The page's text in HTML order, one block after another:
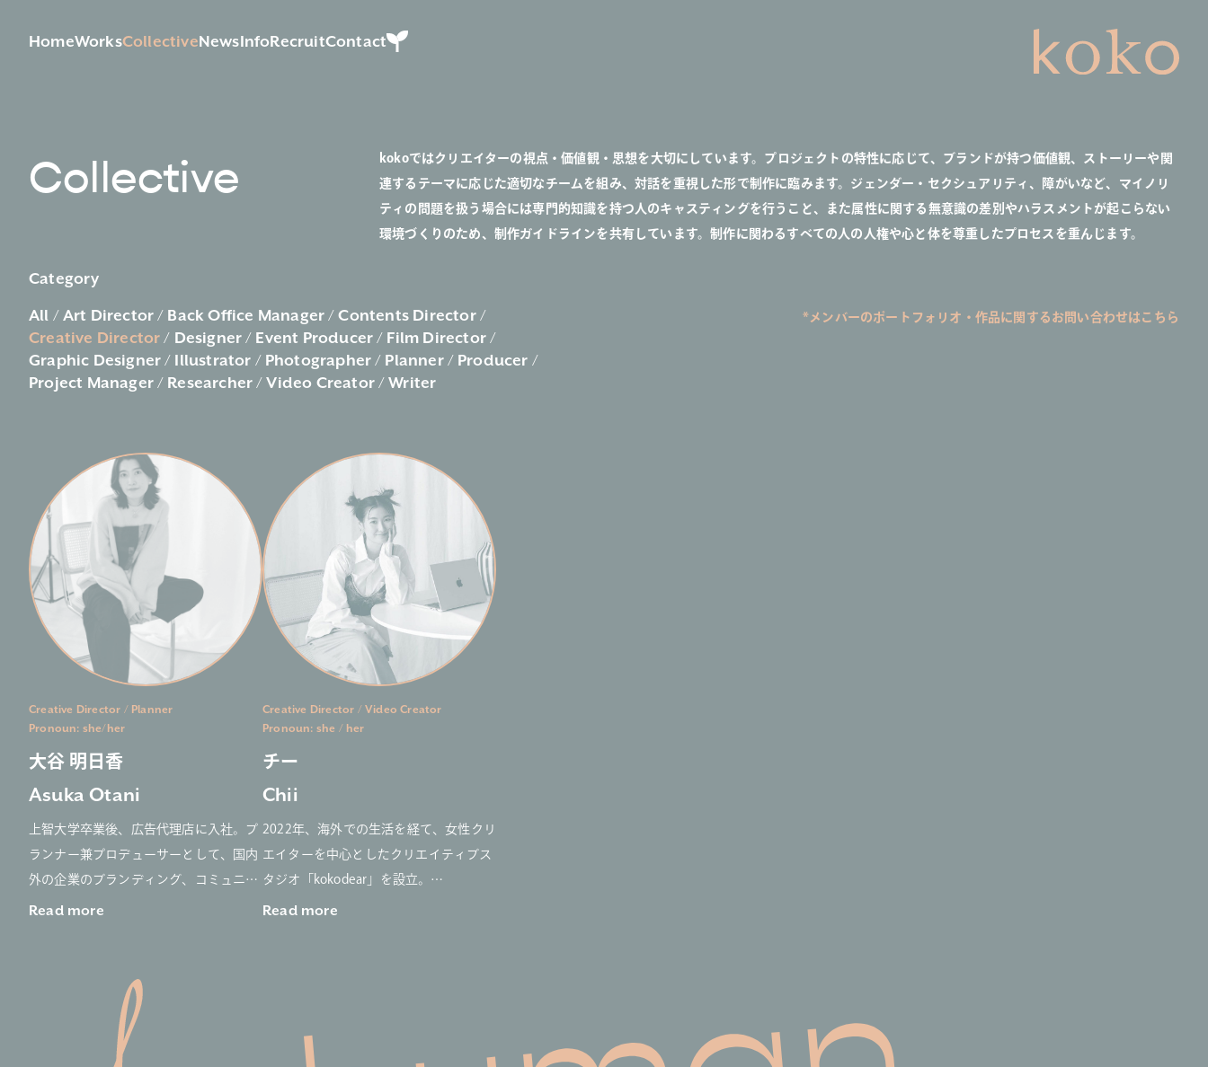
HomeWorksCollectiveNewsInfoRecruitContact
Collective
kokoではクリエイターの視点・価値観・思想を大切にしています。プロジェクトの特性に応じて、ブランドが持つ価値観、ストーリーや関
連するテーマに応じた適切なチームを組み、対話を重視した形で制作に臨みます。ジェンダー・セクシュアリティ、障がいなど、マイノリ
ティの問題を扱う場合には専門的知識を持つ人のキャスティングを行うこと、また属性に関する無意識の差別やハラスメントが起こらない
環境づくりのため、制作ガイドラインを共有しています。制作に関わるすべての人の人権や心と体を尊重したプロセスを重んじます。
Category
All Art Director Back Office Manager
Contents Director
Creative Director
Designer Event Producer
Film Director
Graphic Designer
Illustrator Photographer Planner
Producer
Project Manager
Researcher Video Creator Writer
*メンバーのポートフォリオ・作品に関するお問い合わせはこちら
Creative Director
Planner
Pronoun: she/her
大谷 明日香
Asuka Otani
上智大学卒業後、広告代理店に入社。プ
ランナー兼プロデューサーとして、国内
外の企業のブランディング、コミュニケ
ーション戦略設計から実施までを担当。
不平等」だったことを機にクリエイティ
ブを通じて社会問題に取り組みたいと考
え、2017年にRe.ingプロジェクトに参
画、2019年にCreative Studio REINGを立
Read more
Creative Director
Video Creator
Pronoun: she / her
チー
Chii
2022年、海外での生活を経て、女性クリ
エイターを中心としたクリエイティブス
タジオ「kokodear」を設立。
動画コンテンツを軸に、グローバルな視
グをテーマに、動画コンテンツの企画・
Read more